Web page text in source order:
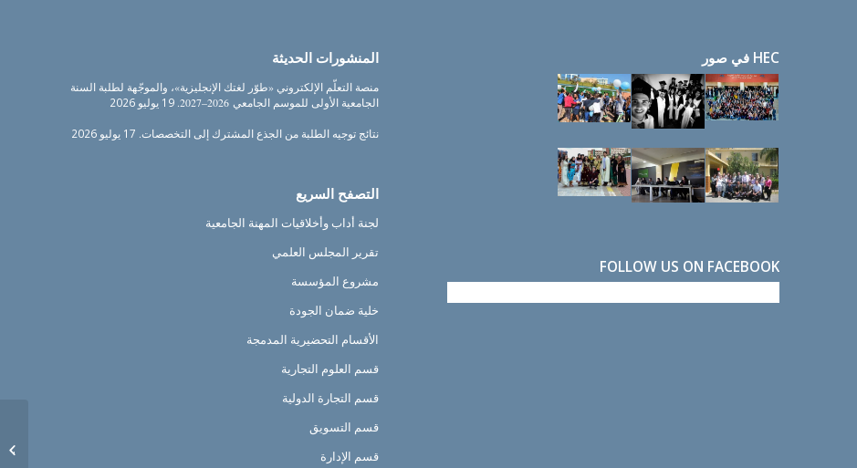
HEC في صور
FOLLOW US ON FACEBOOK
المنشورات الحديثة
منصة التعلّم الإلكتروني «طوّر لغتك الإنجليزية»، والموجّهة لطلبة السنة
الجامعية الأولى للموسم الجامعي 2026–2027.
19 يوليو 2026
نتائج توجيه الطلبة من الجذع المشترك إلى التخصصات. 17 يوليو 2026
التصفح السريع
لجنة أداب وأخلاقيات المهنة الجامعية
تقرير المجلس العلمي
مشروع المؤسسة
خلية ضمان الجودة
الأقسام التحضيرية المدمجة
قسم العلوم التجارية
قسم التجارة الدولية
قسم التسويق
قسم الإدارة
نقل